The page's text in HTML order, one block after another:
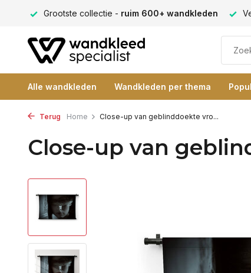
Grootste collectie - ruim 600+ wandkleden
Alle wandkleden Wandkleden per thema
Terug Home Close-up van geblinddoekte vro...
Close-up van